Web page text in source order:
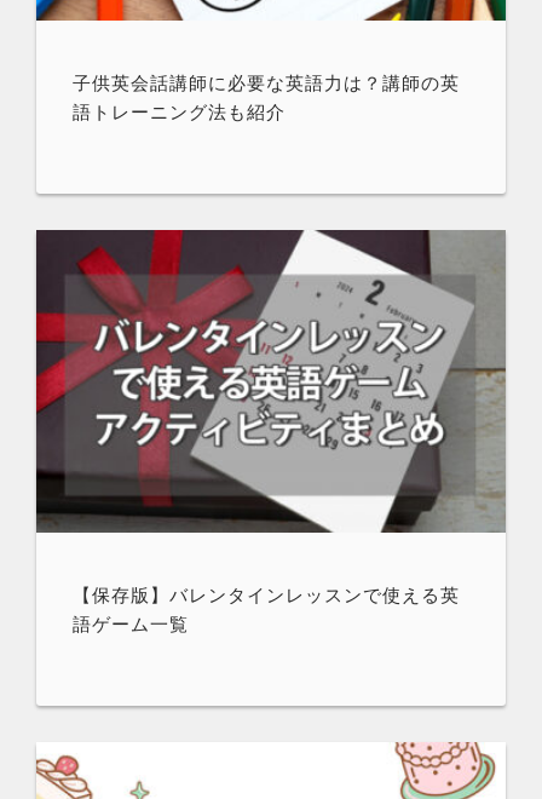
子供英会話講師に必要な英語力は？講師の英
語トレーニング法も紹介
【保存版】バレンタインレッスンで使える英
語ゲーム一覧